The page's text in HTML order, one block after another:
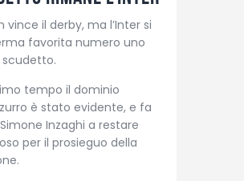
vince il derby, ma l’Inter si
favorita numero uno
scudetto.
tempo il dominio
è stato evidente, e fa
Inzaghi a restare
per il prosieguo della